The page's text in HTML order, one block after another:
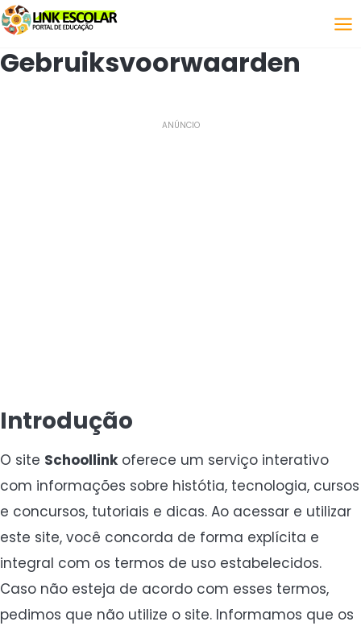
Koppeling
Gebruiksvoorwaarden
ANÚNCIO
Introdução
O site Schoollinkoferece um serviço interativo
com informações sobre histótia, tecnologia, cursos
e concursos, tutoriais e dicas. Ao acessar e utilizar
este site, você concorda de forma explícita e
integral com os termos de uso estabelecidos.
Caso não esteja de acordo com esses termos,
pedimos que não utilize o site. Informamos que os